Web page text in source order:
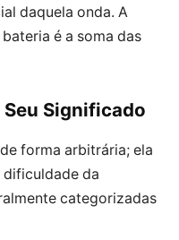
daquela onda. A
é a soma das
Significado
forma arbitrária; ela
dificuldade da
categorizadas